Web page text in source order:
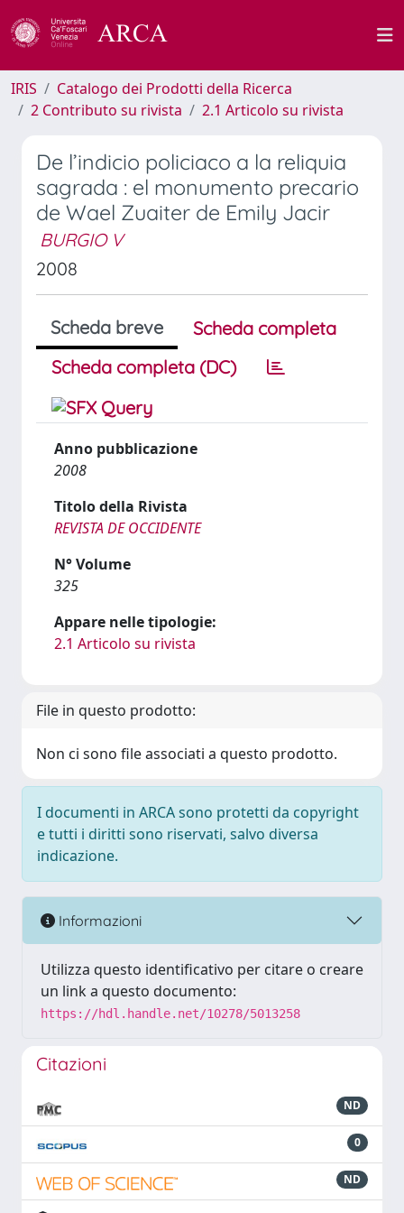
IRIS
Catalogo dei Prodotti della Ricerca
2 Contributo su rivista
2.1 Articolo su rivista
De l’indicio policiaco a la reliquia
sagrada : el monumento precario
de Wael Zuaiter de Emily Jacir
BURGIO V
2008
Scheda breve
Scheda completa
Scheda completa (DC)
Anno pubblicazione
2008
Titolo della Rivista
REVISTA DE OCCIDENTE
N° Volume
325
Appare nelle tipologie:
2.1 Articolo su rivista
File in questo prodotto:
Non ci sono file associati a questo prodotto.
I documenti in ARCA sono protetti da copyright
e tutti i diritti sono riservati, salvo diversa
indicazione.
Informazioni
Utilizza questo identificativo per citare o creare
un link a questo documento:
https://hdl.handle.net/10278/5013258
Citazioni
ND
0
ND